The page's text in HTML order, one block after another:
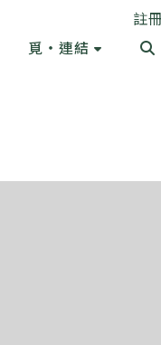
註冊
覓・連結